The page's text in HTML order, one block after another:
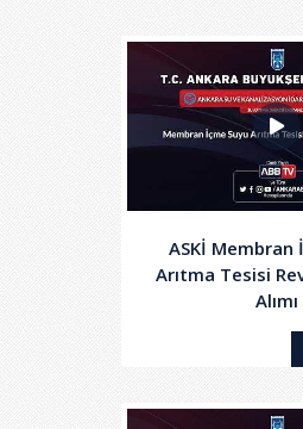
ASKİ Membran
Arıtma Tesisi
Alımı